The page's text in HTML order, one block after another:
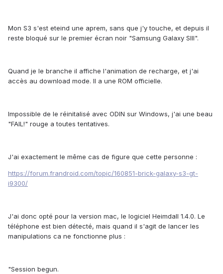
Mon S3 s'est eteind une aprem, sans que j'y touche, et depuis il
reste bloqué sur le premier écran noir "Samsung Galaxy SIII".
Quand je le branche il affiche l'animation de recharge, et j'ai
accès au download mode. Il a une ROM officielle.
Impossible de le réinitalisé avec ODIN sur Windows, j'ai une beau
"FAIL!" rouge a toutes tentatives.
J'ai exactement le même cas de figure que cette personne :
https://forum.frandroid.com/topic/160851-brick-galaxy-s3-gt-
i9300/
J'ai donc opté pour la version mac, le logiciel Heimdall 1.4.0. Le
téléphone est bien détecté, mais quand il s'agit de lancer les
manipulations ca ne fonctionne plus :
"Session begun.